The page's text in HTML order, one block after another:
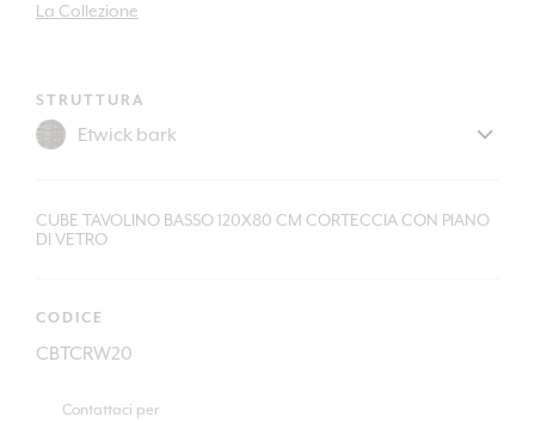
La Collezione
STRUTTURA
CUBE TAVOLINO BASSO 120X80 CM CORTECCIA CON PIANO
DI VETRO
CODICE
CBTCRW20
Contattaci per